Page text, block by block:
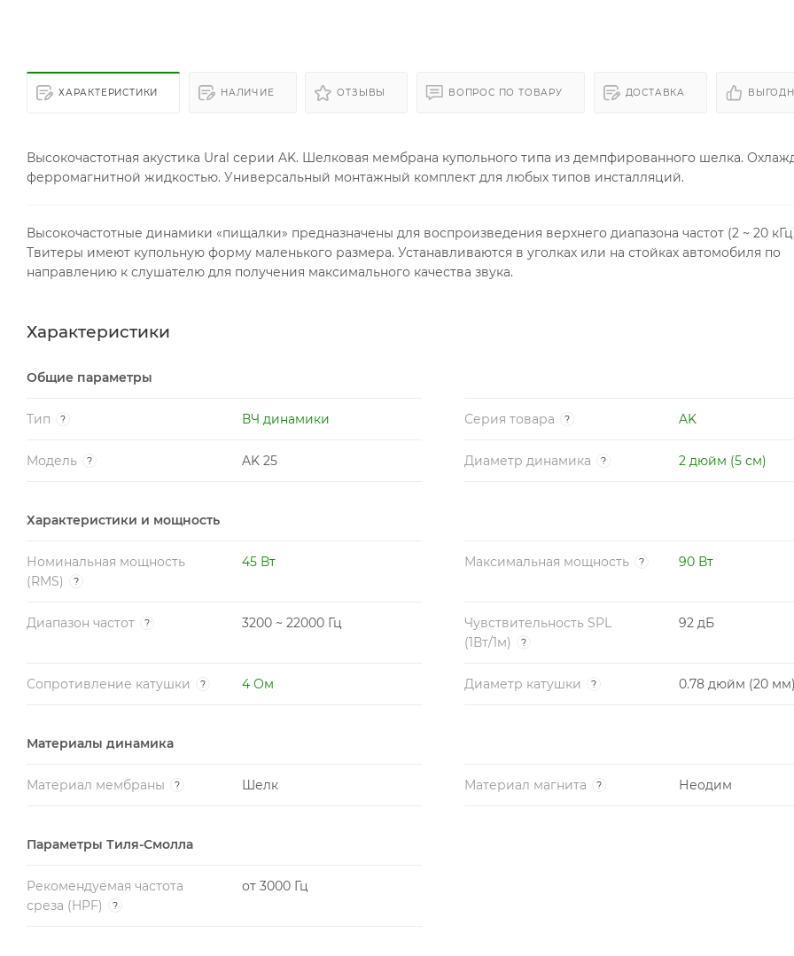
ХАРАКТЕРИСТИКИ НАЛИЧИЕ ОТЗЫВЫ ВОПРОС ПО ТОВАРУ ДОСТАВКА
Высокочастотная акустика Ural серии AK. Шелковая мембрана купольного типа из демпфированного шелка.
ферромагнитной жидкостью. Универсальный монтажный комплект для любых типов инсталляций.
Высокочастотные динамики «пищалки» предназначены для воспроизведения верхнего диапазона частот (2 ~ 20
Твитеры имеют купольную форму маленького размера. Устанавливаются в уголках или на стойках автомобиля по
направлению к слушателю для получения максимального качества звука.
Характеристики
Общие параметры
Тип ? ВЧ динамики Серия товара ? AK
Модель ? AK 25 Диаметр динамика ? 2 дюйм (5 см)
Характеристики и мощность
Номинальная мощность
(RMS)
?
45 Вт Максимальная мощность ? 90 Вт
Диапазон частот ? 3200 ~ 22000 Гц
Чувствительность SPL
(1Вт/1м)
?
92 дБ
Сопротивление катушки ? 4 Ом Диаметр катушки ? 0.78 дюйм (20 мм)
Материалы динамика
Материал мембраны ? Шелк Материал магнита ? Неодим
Параметры Тиля-Смолла
Рекомендуемая частота
среза (HPF)
?
от 3000 Гц